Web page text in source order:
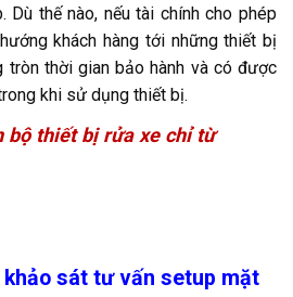
Dù thế nào, nếu tài chính cho phép
khách hàng tới những thiết bị
tròn thời gian bảo hành và có được
khi sử dụng thiết bị.
bộ thiết bị rửa xe chỉ từ
sát tư vấn setup mặt